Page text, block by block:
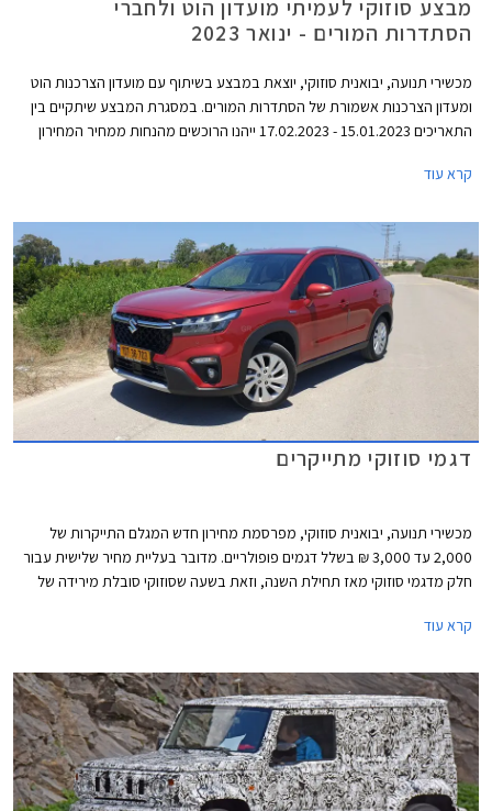
מבצע סוזוקי לעמיתי מועדון הוט ולחברי
הסתדרות המורים - ינואר 2023
מכשירי תנועה, יבואנית סוזוקי, יוצאת במבצע בשיתוף עם מועדון הצרכנות הוט
ומעדון הצרכנות אשמורת של הסתדרות המורים. במסגרת המבצע שיתקיים בין
התאריכים 15.01.2023 - 17.02.2023 ייהנו הרוכשים מהנחות ממחיר המחירון
באמצעות החברת הליסינג כספא מבית מכשירי תנועה, עם אופציה לחבילת
קרא עוד
דגמי סוזוקי מתייקרים
מכשירי תנועה, יבואנית סוזוקי, מפרסמת מחירון חדש המגלם התייקרות של
2,000 עד 3,000 ₪ בשלל דגמים פופולריים. מדובר בעליית מחיר שלישית עבור
חלק מדגמי סוזוקי מאז תחילת השנה, וזאת בשעה שסוזוקי סובלת מירידה של
קרא עוד